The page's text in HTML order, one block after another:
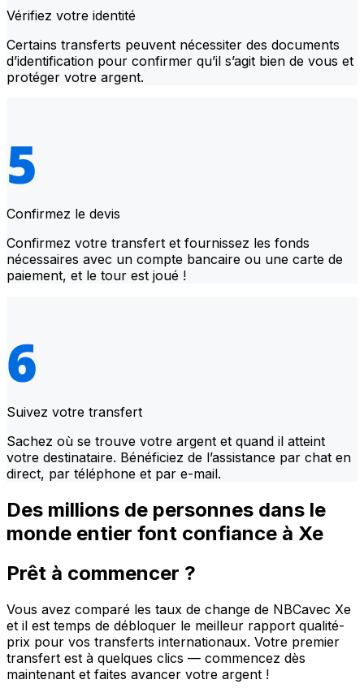
Vérifiez votre identité
Certains transferts peuvent nécessiter des documents
d’identification pour confirmer qu’il s’agit bien de vous et
protéger votre argent.
Confirmez le devis
Confirmez votre transfert et fournissez les fonds
nécessaires avec un compte bancaire ou une carte de
paiement, et le tour est joué !
Suivez votre transfert
Sachez où se trouve votre argent et quand il atteint
votre destinataire. Bénéficiez de l’assistance par chat en
direct, par téléphone et par e-mail.
Des millions de personnes dans le
monde entier font confiance à Xe
Prêt à commencer ?
Vous avez comparé les taux de change de NBCavec Xe
et il est temps de débloquer le meilleur rapport qualité-
prix pour vos transferts internationaux. Votre premier
transfert est à quelques clics — commencez dès
maintenant et faites avancer votre argent !